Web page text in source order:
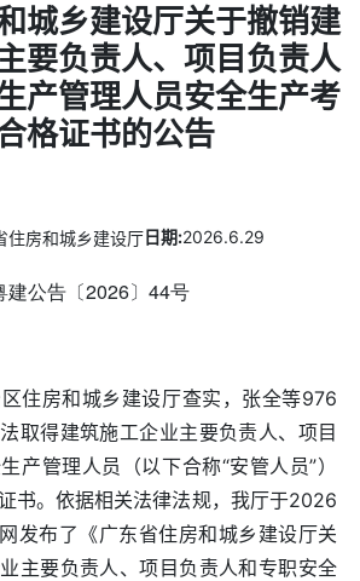
城乡建设厅关于撤销建
要负责人、项目负责人
产管理人员安全生产考
格证书的公告
住房和城乡建设厅 2026 6.29
建公告〔2026〕44号
房和城乡建设厅查实，张全等976
取得建筑施工企业主要负责人、项目
产管理人员（以下合称“安管人员”）
书。依据相关法律法规，我厅于2026
发布了《广东省住房和城乡建设厅关
主要负责人、项目负责人和专职安全